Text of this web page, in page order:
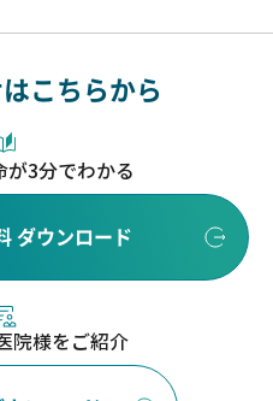
こちらから
が3分でわかる
ダウンロード
院様をご紹介